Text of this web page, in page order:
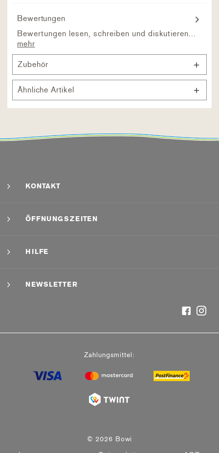
Bewertungen
Bewertungen lesen, schreiben und diskutieren...
mehr
Zubehör
Ähnliche Artikel
KONTAKT
ÖFFNUNGSZEITEN
HILFE
NEWSLETTER
© 2026 Bowi
Zahlungsmittel: